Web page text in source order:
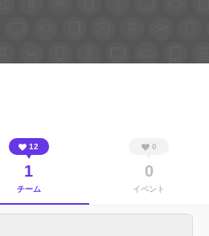
12
1
チーム
0
0
イベント